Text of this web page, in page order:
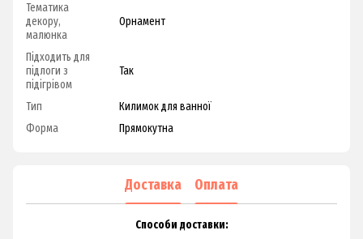
Тематика
декору,
малюнка
Орнамент
Підходить для
підлоги з
підігрівом
Так
Тип
Килимок для ванної
Форма
Прямокутна
Доставка Оплата
Способи доставки: